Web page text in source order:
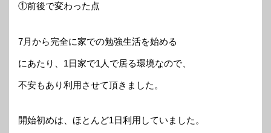
①前後で変わった点
7月から完全に家での勉強生活を始める
にあたり、1日家で1人で居る環境なので、
不安もあり利用させて頂きました。
開始初めは、ほとんど1日利用していました。